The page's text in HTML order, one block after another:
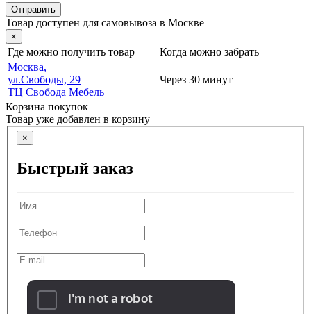
Отправить
Товар доступен для самовывоза в Москве
×
Где можно получить товар
Когда можно забрать
Москва,
ул.Свободы, 29
ТЦ Свобода Мебель
Через 30 минут
Корзина покупок
Товар уже добавлен в корзину
×
Быстрый заказ